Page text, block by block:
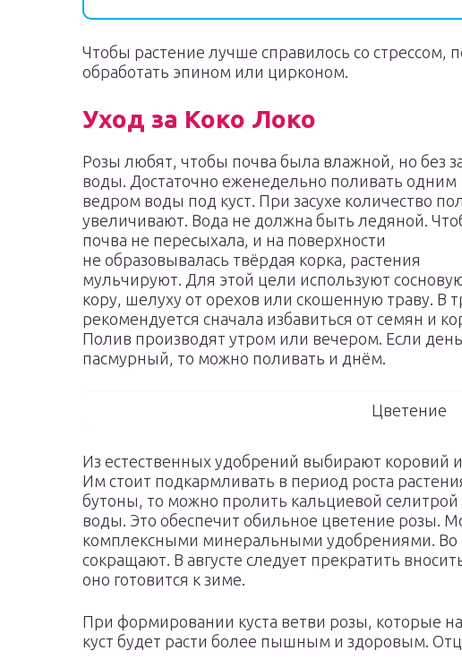
Чтобы растение лучше справилось со стрессом,
обработать эпином или цирконом.
Уход за Коко Локо
Розы любят, чтобы почва была влажной, но без
воды. Достаточно еженедельно поливать одним
ведром воды под куст. При засухе количество
увеличивают. Вода не должна быть ледяной.
почва не пересыхала, и на поверхности
не образовывалась твёрдая корка, растения
мульчируют. Для этой цели используют
кору, шелуху от орехов или скошенную траву. В
рекомендуется сначала избавиться от семян и
Полив производят утром или вечером. Если день
пасмурный, то можно поливать и днём.
Цветение
Из естественных удобрений выбирают коровий
Им стоит подкармливать в период роста
бутоны, то можно пролить кальциевой селитрой
воды. Это обеспечит обильное цветение розы.
комплексными минеральными удобрениями. Во
сокращают. В августе следует прекратить
оно готовится к зиме.
При формировании куста ветви розы, которые
куст будет расти более пышным и здоровым.